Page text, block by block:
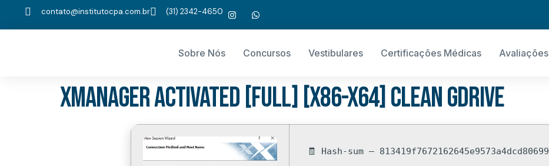
contato@institutocpa.com.br (31) 2342-4650
Sobre Nós Concursos Vestibulares Certificações Médicas Avaliações
Xmanager Activated [Full] [x86-x64] Clean gDrive
🧾 Hash-sum — 813419f7672162645e9573a4dcd80699